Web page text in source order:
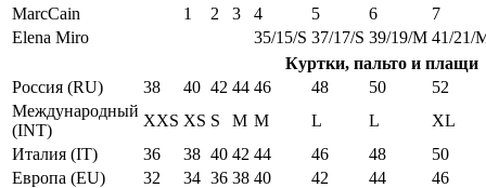
MarcCain
1 2 3 4 5 6
7
Elena Miro
35/15/S 37/17/S 39/19/M 41/21/
Куртки, пальто и плащи
Россия (RU)
38 40 42 44 46 48 50
52
Международный
(INT)
XXS XS S M M L L
XL
Италия (IT)
36 38 40 42 44 46 48
50
Европа (EU)
32 34 36 38 40 42 44
46